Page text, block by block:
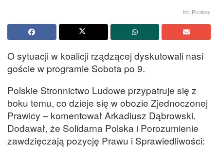
fot. Pixabay
O sytuacji w koalicji rządzącej dyskutowali nasi
goście w programie Sobota po 9.
Polskie Stronnictwo Ludowe przypatruje się z
boku temu, co dzieje się w obozie Zjednoczonej
Prawicy – komentował Arkadiusz Dąbrowski.
Dodawał, że Solidarna Polska i Porozumienie
zawdzięczają pozycję Prawu i Sprawiedliwości: